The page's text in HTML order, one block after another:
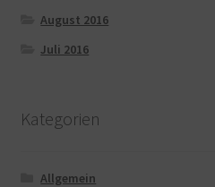
August 2016
Juli 2016
Kategorien
Allgemein